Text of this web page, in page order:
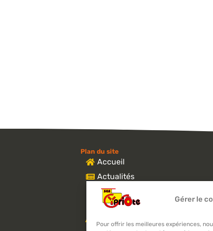
Gérer le
Pour offrir les meilleures expériences,
Plan du site
Accueil
Actualités
Notre entreprise
Réalisations
Matériel en location